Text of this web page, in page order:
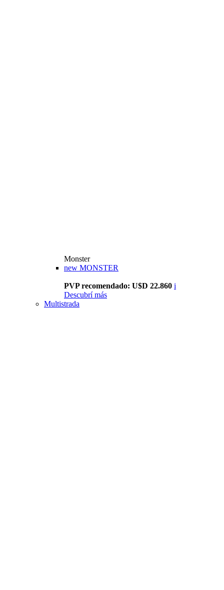
Monster
new MONSTER
PVP recomendado: U$D 22.860 i
Descubrí más
Multistrada